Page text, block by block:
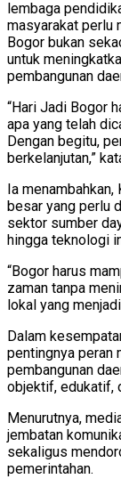
lembaga
masyarakat perlu
Bogor bukan
untuk
pembangunan
“Hari Jadi Bogor
apa yang telah
Dengan begitu,
berkelanjutan,”
Ia
besar yang perlu
sektor sumber
hingga teknologi
“Bogor harus
zaman tanpa
lokal yang
Dalam
pentingnya peran
pembangunan
objektif, edukatif,
Menurutnya,
jembatan
sekaligus
pemerintahan.